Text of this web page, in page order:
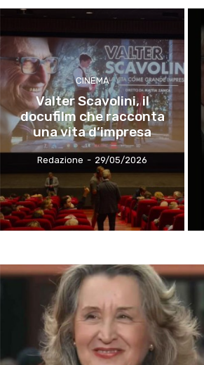
CINEMA
Valter Scavolini, il
docufilm che racconta
una vita d’impresa
Redazione - 29/05/2026